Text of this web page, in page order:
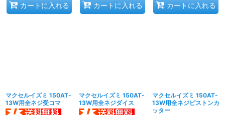
カートに入れる カートに入れる カートに入れる
マクセルイズミ 150AT-
13W用全ネジ受コマ
マクセルイズミ 150AT-
13W用全ネジダイス
マクセルイズミ 150AT-
13W用全ネジピストンカ
ッター